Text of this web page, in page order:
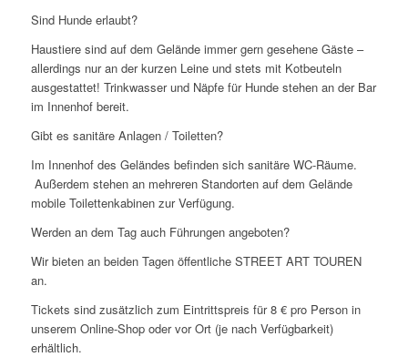
Sind Hunde erlaubt?
Haustiere sind auf dem Gelände immer gern gesehene Gäste –
allerdings nur an der kurzen Leine und stets mit Kotbeuteln
ausgestattet! Trinkwasser und Näpfe für Hunde stehen an der Bar
im Innenhof bereit.
Gibt es sanitäre Anlagen / Toiletten?
Im Innenhof des Geländes befinden sich sanitäre WC-Räume.
Außerdem stehen an mehreren Standorten auf dem Gelände
mobile Toilettenkabinen zur Verfügung.
Werden an dem Tag auch Führungen angeboten?
Wir bieten an beiden Tagen öffentliche STREET ART TOUREN
an.
Tickets sind zusätzlich zum Eintrittspreis für 8 € pro Person in
unserem Online-Shop oder vor Ort (je nach Verfügbarkeit)
erhältlich.